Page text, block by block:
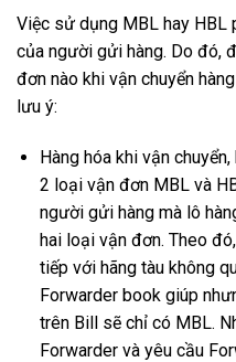
Việc sử dụng MBL hay HBL
của người gửi hàng. Do đó,
đơn nào khi vận chuyển
lưu ý:
Hàng hóa khi vận
2 loại vận đơn MBL và
người gửi hàng mà lô
hai loại vận đơn. Theo
tiếp với hãng tàu không
Forwarder book giúp
trên Bill sẽ chỉ có MBL.
Forwarder và yêu cầu